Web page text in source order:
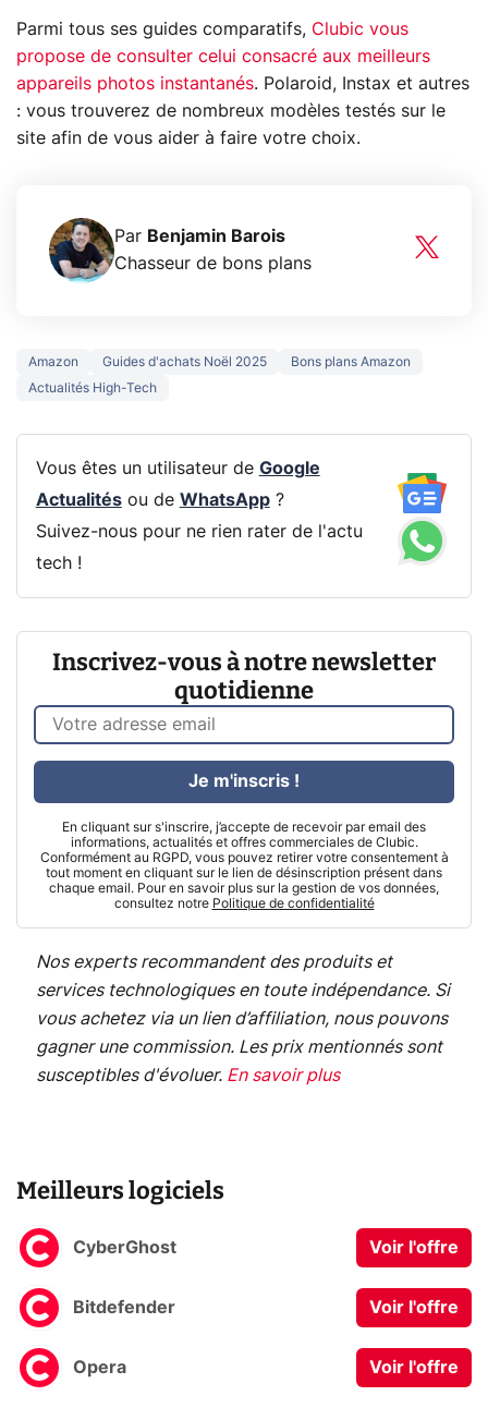
Parmi tous ses guides comparatifs, Clubic vous
propose de consulter celui consacré aux meilleurs
appareils photos instantanés. Polaroid, Instax et autres
: vous trouverez de nombreux modèles testés sur le
site afin de vous aider à faire votre choix.
Par Benjamin Barois
Chasseur de bons plans
Amazon Guides d'achats Noël 2025
Bons plans Amazon
Actualités High-Tech
Vous êtes un utilisateur de Google
Actualitésou de WhatsApp?
Suivez-nous pour ne rien rater de l'actu
tech !
Inscrivez-vous à notre newsletter
quotidienne
En cliquant sur s'inscrire, j’accepte de recevoir par email des
informations, actualités et offres commerciales de Clubic.
Conformément au RGPD, vous pouvez retirer votre consentement à
tout moment en cliquant sur le lien de désinscription présent dans
chaque email. Pour en savoir plus sur la gestion de vos données,
consultez notre Politique de confidentialité
Je m'inscris !
Nos experts recommandent des produits et
services technologiques en toute indépendance. Si
vous achetez via un lien d’affiliation, nous pouvons
gagner une commission. Les prix mentionnés sont
susceptibles d'évoluer. En savoir plus
Meilleurs logiciels
CyberGhost Voir l'offre
Bitdefender Voir l'offre
Opera Voir l'offre